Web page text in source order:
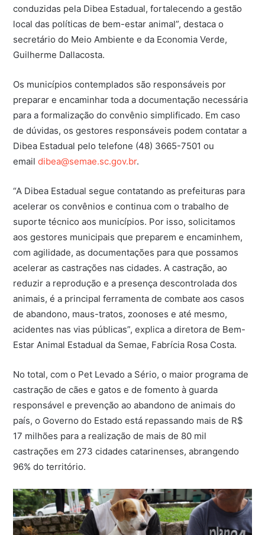
conduzidas pela Dibea Estadual, fortalecendo a gestão
local das políticas de bem-estar animal”, destaca o
secretário do Meio Ambiente e da Economia Verde,
Guilherme Dallacosta.
Os municípios contemplados são responsáveis por
preparar e encaminhar toda a documentação necessária
para a formalização do convênio simplificado. Em caso
de dúvidas, os gestores responsáveis podem contatar a
Dibea Estadual pelo telefone (48) 3665-7501 ou
emaildibea@semae.sc.gov.br.
“A Dibea Estadual segue contatando as prefeituras para
acelerar os convênios e continua com o trabalho de
suporte técnico aos municípios. Por isso, solicitamos
aos gestores municipais que preparem e encaminhem,
com agilidade, as documentações para que possamos
acelerar as castrações nas cidades. A castração, ao
reduzir a reprodução e a presença descontrolada dos
animais, é a principal ferramenta de combate aos casos
de abandono, maus-tratos, zoonoses e até mesmo,
acidentes nas vias públicas”, explica a diretora de Bem-
Estar Animal Estadual da Semae, Fabrícia Rosa Costa.
No total, com o Pet Levado a Sério, o maior programa de
castração de cães e gatos e de fomento à guarda
responsável e prevenção ao abandono de animais do
país, o Governo do Estado está repassando mais de R$
17 milhões para a realização de mais de 80 mil
castrações em 273 cidades catarinenses, abrangendo
96% do território.